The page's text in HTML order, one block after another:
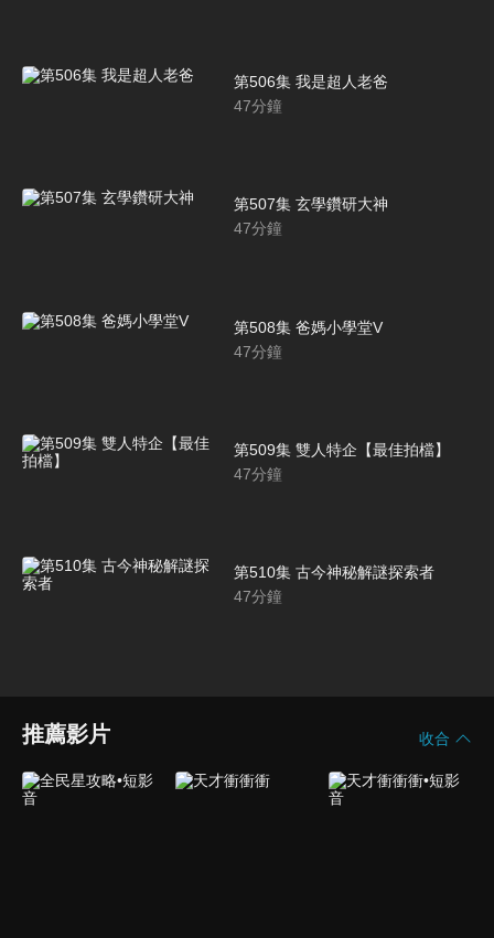
第506集 我是超人老爸
47分鐘
第507集 玄學鑽研大神
47分鐘
第508集 爸媽小學堂V
47分鐘
第509集 雙人特企【最佳拍檔】
47分鐘
第510集 古今神秘解謎探索者
47分鐘
推薦影片 收合